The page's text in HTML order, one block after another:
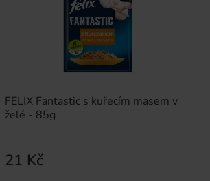
FELIX Fantastic s kuřecím masem v
želé - 85g
21 Kč